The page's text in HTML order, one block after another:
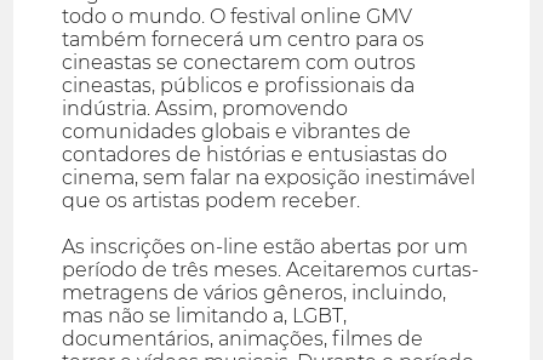
todo o mundo. O festival online GMV
também fornecerá um centro para os
cineastas se conectarem com outros
cineastas, públicos e profissionais da
indústria. Assim, promovendo
comunidades globais e vibrantes de
contadores de histórias e entusiastas do
cinema, sem falar na exposição inestimável
que os artistas podem receber.
As inscrições on-line estão abertas por um
período de três meses. Aceitaremos curtas-
metragens de vários gêneros, incluindo,
mas não se limitando a, LGBT,
documentários, animações, filmes de